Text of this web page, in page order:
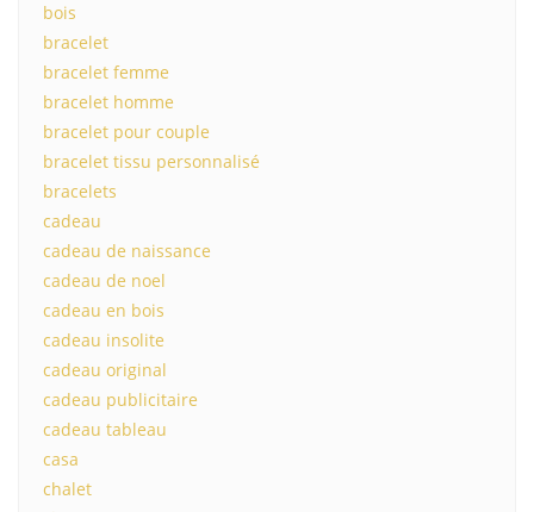
bois
bracelet
bracelet femme
bracelet homme
bracelet pour couple
bracelet tissu personnalisé
bracelets
cadeau
cadeau de naissance
cadeau de noel
cadeau en bois
cadeau insolite
cadeau original
cadeau publicitaire
cadeau tableau
casa
chalet